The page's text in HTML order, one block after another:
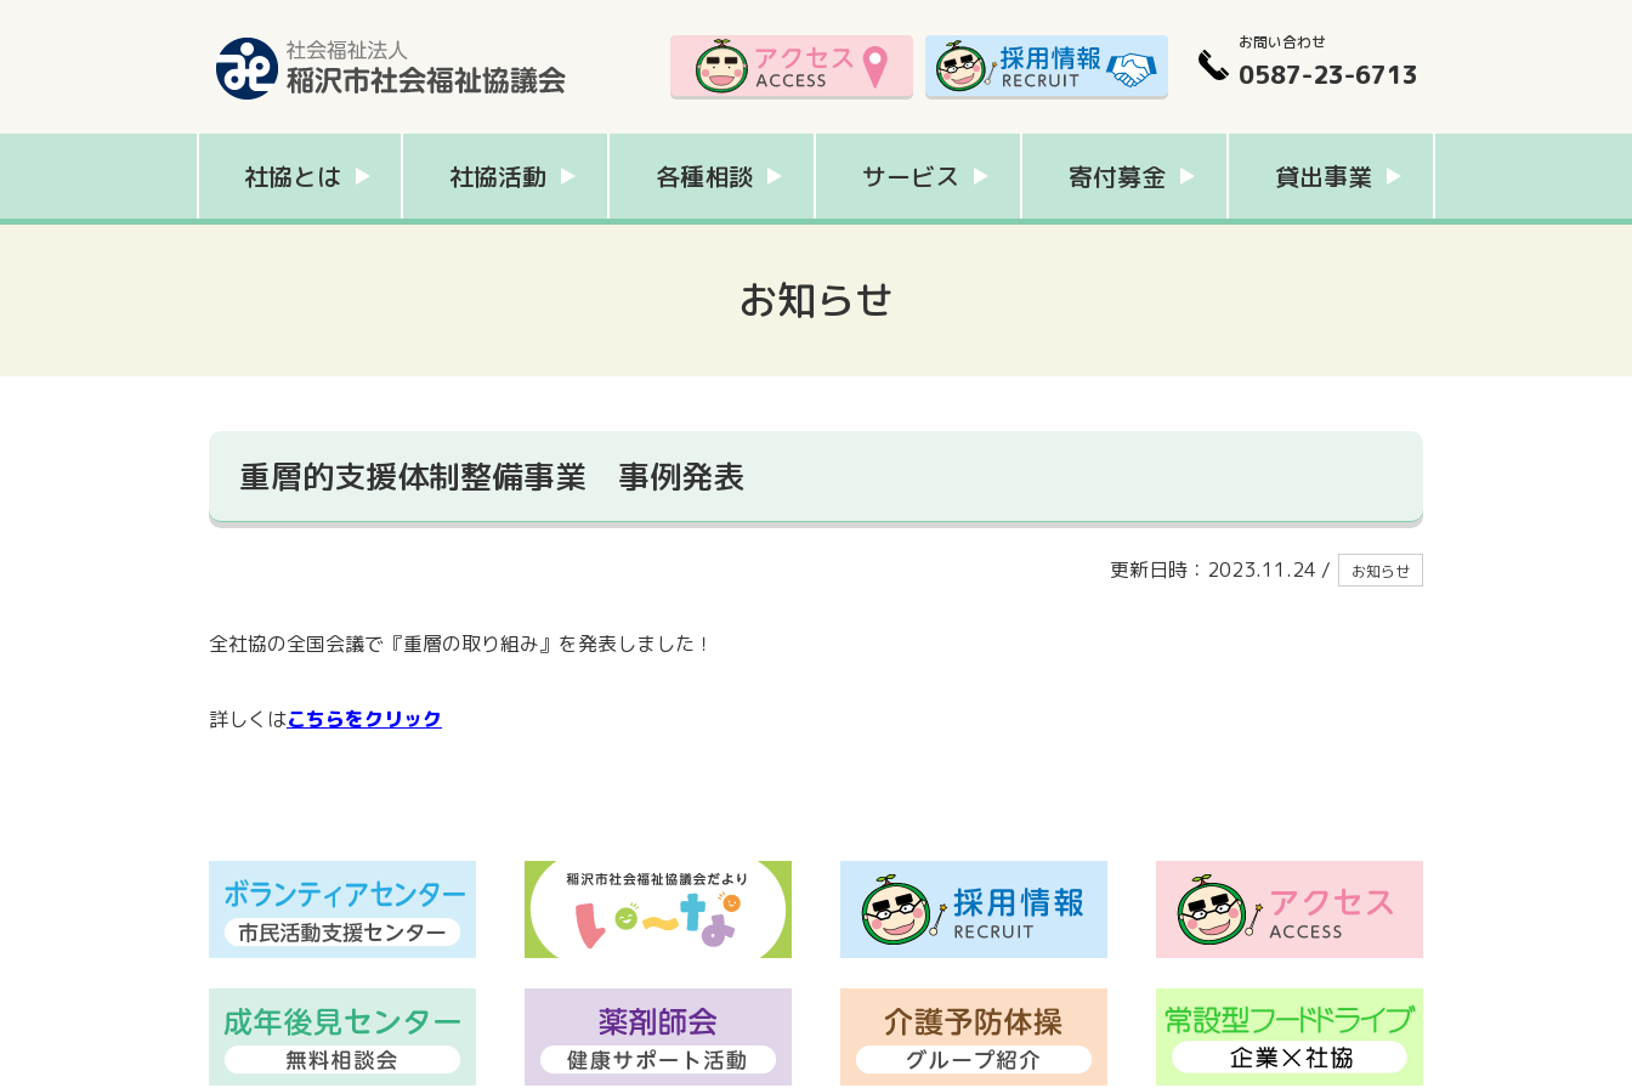
お問い合わせ
0587-23-6713
社協とは 社協活動 各種相談 サービス 寄付募金 貸出事業
お知らせ
重層的支援体制整備事業 事例発表
更新日時：2023.11.24 / お知らせ
全社協の全国会議で『重層の取り組み』を発表しました！
詳しくはこちらをクリック